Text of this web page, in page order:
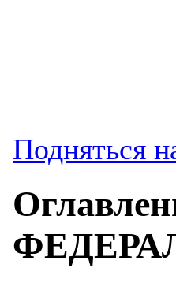
Подняться